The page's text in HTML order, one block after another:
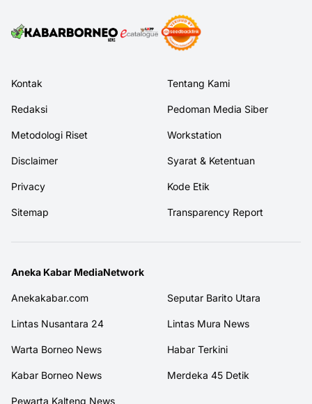
Kontak Tentang Kami
Redaksi Pedoman Media Siber
Metodologi Riset Workstation
Disclaimer Syarat & Ketentuan
Privacy Kode Etik
Sitemap Transparency Report
Aneka Kabar MediaNetwork
Anekakabar.com Seputar Barito Utara
Lintas Nusantara 24 Lintas Mura News
Warta Borneo News Habar Terkini
Kabar Borneo News Merdeka 45 Detik
Pewarta Kalteng News